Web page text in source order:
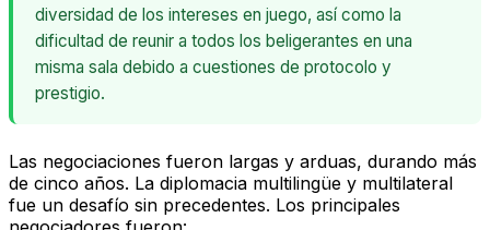
diversidad de los intereses en juego, así como la
dificultad de reunir a todos los beligerantes en una
misma sala debido a cuestiones de protocolo y
prestigio.
Las negociaciones fueron largas y arduas, durando más
de cinco años. La diplomacia multilingüe y multilateral
fue un desafío sin precedentes. Los principales